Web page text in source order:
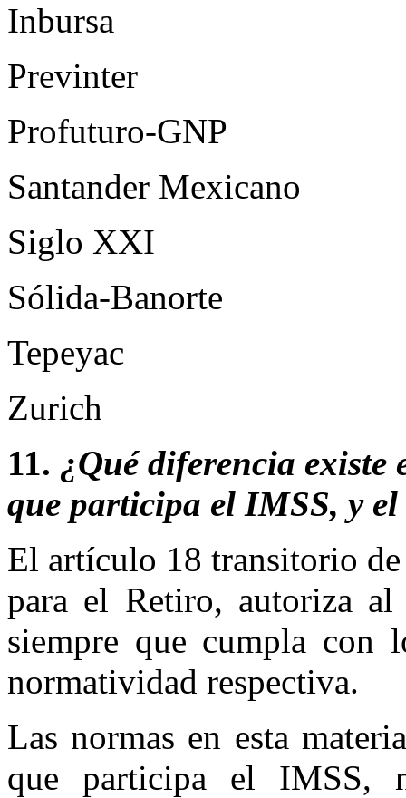
Inbursa
Previnter
Profuturo-GNP
Santander Mexicano
Siglo XXI
Sólida-Banorte
Tepeyac
Zurich
11. ¿Qué diferencia
que participa el IMSS, y
El artículo 18 transitorio
para el Retiro, autoriza
siempre que cumpla con
normatividad respectiva.
Las normas en esta
que participa el IMSS,